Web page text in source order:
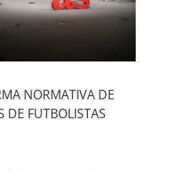
NORMATIVA DE
DE FUTBOLISTAS